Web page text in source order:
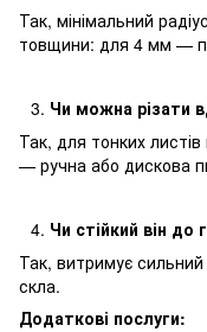
Так, мінімальний
товщини: для 4 мм —
Чи можна різати
Так, для тонких
— ручна або дискова
Чи стійкий він до
Так, витримує
скла.
Додаткові послуги: